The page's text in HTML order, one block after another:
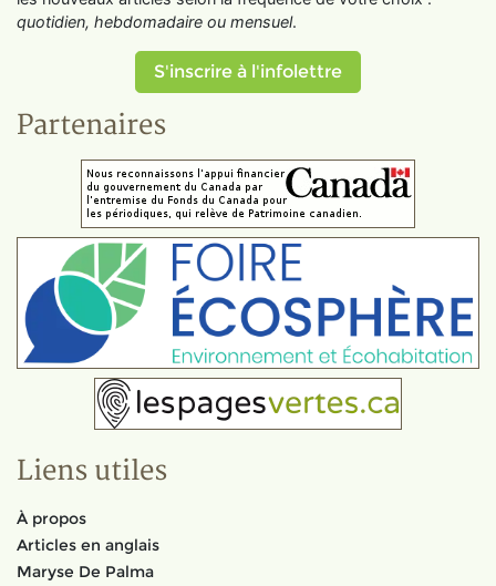
quotidien, hebdomadaire ou mensuel.
S'inscrire à l'infolettre
Partenaires
Liens utiles
À propos
Articles en anglais
Maryse De Palma